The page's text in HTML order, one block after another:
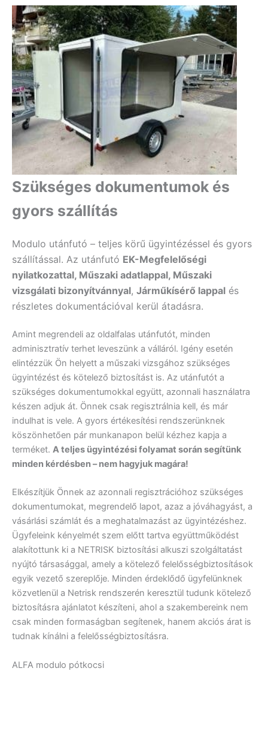
Szükséges dokumentumok és
gyors szállítás
Modulo utánfutó – teljes körű ügyintézéssel és gyors
szállítással. Az utánfutó EK-Megfelelőségi
nyilatkozattal, Műszaki adatlappal, Műszaki
vizsgálati bizonyítvánnyal, Járműkísérő lappal és
részletes dokumentációval kerül átadásra.
Amint megrendeli az oldalfalas utánfutót, minden
adminisztratív terhet leveszünk a válláról. Igény esetén
elintézzük Ön helyett a műszaki vizsgához szükséges
ügyintézést és kötelező biztosítást is. Az utánfutót a
szükséges dokumentumokkal együtt, azonnali használatra
készen adjuk át. Önnek csak regisztrálnia kell, és már
indulhat is vele. A gyors értékesítési rendszerünknek
köszönhetően pár munkanapon belül kézhez kapja a
terméket. A teljes ügyintézési folyamat során segítünk
minden kérdésben – nem hagyjuk magára!
Elkészítjük Önnek az azonnali regisztrációhoz szükséges
dokumentumokat, megrendelő lapot, azaz a jóváhagyást, a
vásárlási számlát és a meghatalmazást az ügyintézéshez.
Ügyfeleink kényelmét szem előtt tartva együttműködést
alakítottunk ki a NETRISK biztosítási alkuszi szolgáltatást
nyújtó társasággal, amely a kötelező felelősségbiztosítások
egyik vezető szereplője. Minden érdeklődő ügyfelünknek
közvetlenül a Netrisk rendszerén keresztül tudunk kötelező
biztosításra ajánlatot készíteni, ahol a szakembereink nem
csak minden formaságban segítenek, hanem akciós árat is
tudnak kínálni a felelősségbiztosításra.
ALFA modulo pótkocsi